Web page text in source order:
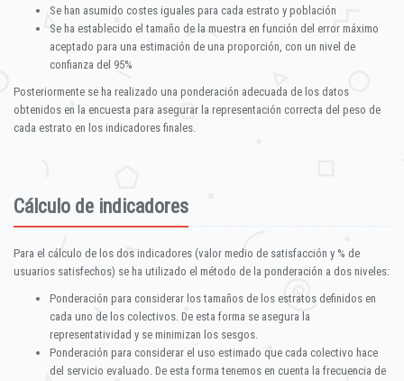
Se han asumido costes iguales para cada estrato y población
Se ha establecido el tamaño de la muestra en función del error máximo
aceptado para una estimación de una proporción, con un nivel de
confianza del 95%
Posteriormente se ha realizado una ponderación adecuada de los datos
obtenidos en la encuesta para asegurar la representación correcta del peso de
cada estrato en los indicadores finales.
Cálculo de indicadores
Para el cálculo de los dos indicadores (valor medio de satisfacción y % de
usuarios satisfechos) se ha utilizado el método de la ponderación a dos niveles:
Ponderación para considerar los tamaños de los estratos definidos en
cada uno de los colectivos. De esta forma se asegura la
representatividad y se minimizan los sesgos.
Ponderación para considerar el uso estimado que cada colectivo hace
del servicio evaluado. De esta forma tenemos en cuenta la frecuencia de